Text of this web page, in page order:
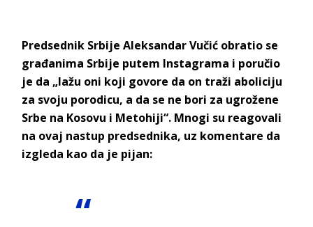
Predsednik Srbije Aleksandar Vučić obratio se
građanima Srbije putem Instagrama i poručio
je da „lažu oni koji govore da on traži aboliciju
za svoju porodicu, a da se ne bori za ugrožene
Srbe na Kosovu i Metohiji“. Mnogi su reagovali
na ovaj nastup predsednika, uz komentare da
izgleda kao da je pijan: